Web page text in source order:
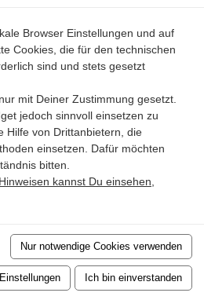
Freundlichkeit des Teams
Super mooie
de hond te wandelen. Veel
Sauberkeit
Browser Einstellungen und auf
Cookies, die für den technischen
sind und stets gesetzt
mit Deiner Zustimmung gesetzt.
jedoch sinnvoll einsetzen zu
Hilfe von Drittanbietern, die
einsetzen. Dafür möchten
bitten.
kannst Du einsehen,
Nur notwendige Cookies verwenden
Einstellungen Ich bin einverstanden